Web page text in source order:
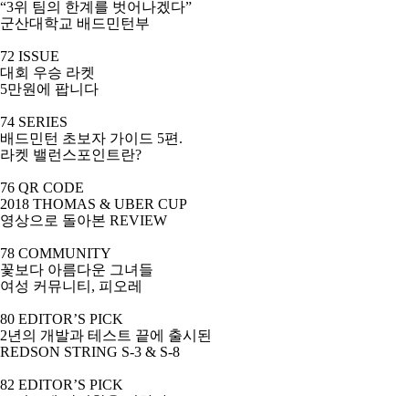
“3위 팀의 한계를 벗어나겠다”
군산대학교 배드민턴부
72 ISSUE
대회 우승 라켓
5만원에 팝니다
74 SERIES
배드민턴 초보자 가이드 5편 .
라켓 밸런스포인트란?
76 QR CODE
2018 THOMAS & UBER CUP
영상으로 돌아본 REVIEW
78 COMMUNITY
꽃보다 아름다운 그녀들
여성 커뮤니티 , 피오레
80 EDITOR’S PICK
2년의 개발과 테스트 끝에 출시된
REDSON STRING S-3 & S-8
82 EDITOR’S PICK